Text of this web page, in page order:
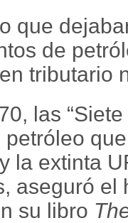
que
de
tributario
las
petróleo
la extinta
aseguró el
su libro